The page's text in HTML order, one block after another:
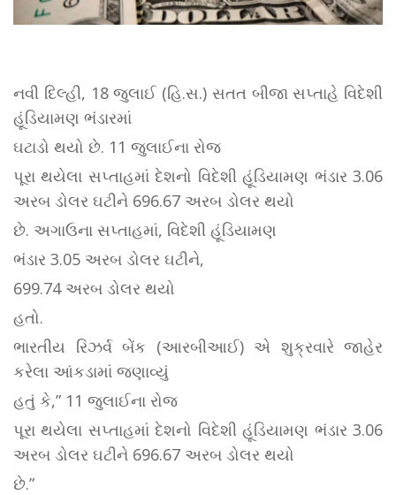
નવી દિલ્હી, 18 જુલાઈ (હિ.સ.) સતત બીજા સપ્તાહે વિદેશી
હૂંડિયામણ ભંડારમાં
ઘટાડો થયો છે. 11 જુલાઈના રોજ
પૂરા થયેલા સપ્તાહમાં દેશનો વિદેશી હૂંડિયામણ ભંડાર 3.06
અરબ ડોલર ઘટીને 696.67 અરબ ડોલર થયો
છે. અગાઉના સપ્તાહમાં, વિદેશી હૂંડિયામણ
ભંડાર 3.05 અરબ ડોલર ઘટીને,
699.74 અરબ ડોલર થયો
હતો.
ભારતીય રિઝર્વ બેંક (આરબીઆઈ) એ શુક્રવારે જાહેર
કરેલા આંકડામાં જણાવ્યું
હતું કે,” 11 જુલાઈના રોજ
પૂરા થયેલા સપ્તાહમાં દેશનો વિદેશી હૂંડિયામણ ભંડાર 3.06
અરબ ડોલર ઘટીને 696.67 અરબ ડોલર થયો
છે.”